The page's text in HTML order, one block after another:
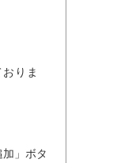
りま
」ボタ